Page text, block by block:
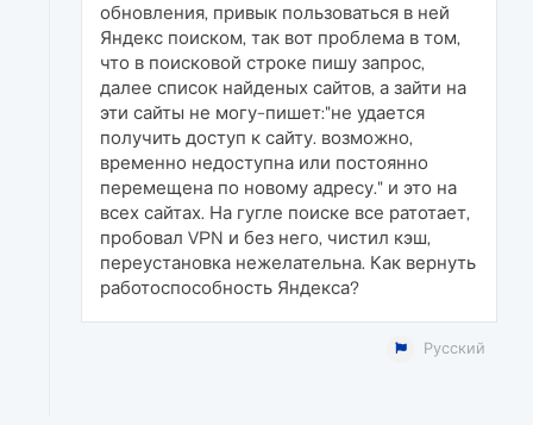
обновления, привык пользоваться в ней
Яндекс поиском, так вот проблема в том,
что в поисковой строке пишу запрос,
далее список найденых сайтов, а зайти на
эти сайты не могу-пишет:"не удается
получить доступ к сайту. возможно,
временно недоступна или постоянно
перемещена по новому адресу." и это на
всех сайтах. На гугле поиске все ратотает,
пробовал VPN и без него, чистил кэш,
переустановка нежелательна. Как вернуть
работоспособность Яндекса?
Русский